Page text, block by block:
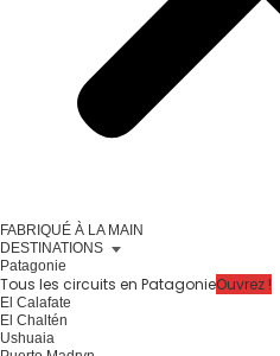
FABRIQUÉ À LA MAIN
DESTINATIONS
Patagonie
Tous les circuits en PatagonieOuvrez !
El Calafate
El Chaltén
Ushuaia